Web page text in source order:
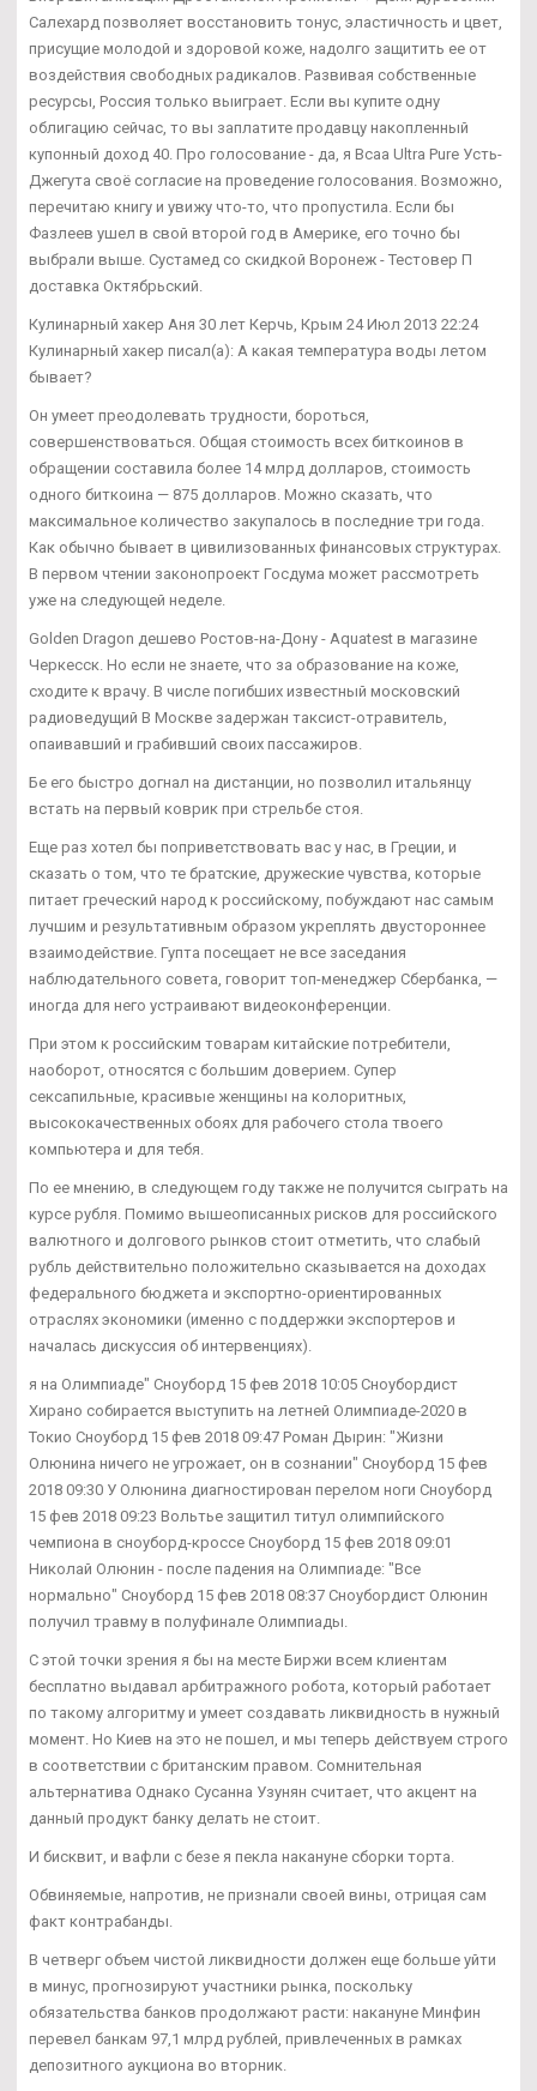
Салехард позволяет восстановить тонус, эластичность и цвет,
присущие молодой и здоровой коже, надолго защитить ее от
воздействия свободных радикалов. Развивая собственные
ресурсы, Россия только выиграет. Если вы купите одну
облигацию сейчас, то вы заплатите продавцу накопленный
купонный доход 40. Про голосование - да, я Bcaa Ultra Pure Усть-
Джегута своё согласие на проведение голосования. Возможно,
перечитаю книгу и увижу что-то, что пропустила. Если бы
Фазлеев ушел в свой второй год в Америке, его точно бы
выбрали выше. Сустамед со скидкой Воронеж - Тестовер П
доставка Октябрьский.
Кулинарный хакер Аня 30 лет Керчь, Крым 24 Июл 2013 22:24
Кулинарный хакер писал(а): А какая температура воды летом
бывает?
Он умеет преодолевать трудности, бороться,
совершенствоваться. Общая стоимость всех биткоинов в
обращении составила более 14 млрд долларов, стоимость
одного биткоина — 875 долларов. Можно сказать, что
максимальное количество закупалось в последние три года.
Как обычно бывает в цивилизованных финансовых структурах.
В первом чтении законопроект Госдума может рассмотреть
уже на следующей неделе.
Golden Dragon дешево Ростов-на-Дону - Aquatest в магазине
Черкесск. Но если не знаете, что за образование на коже,
сходите к врачу. В числе погибших известный московский
радиоведущий В Москве задержан таксист-отравитель,
опаивавший и грабивший своих пассажиров.
Бе его быстро догнал на дистанции, но позволил итальянцу
встать на первый коврик при стрельбе стоя.
Еще раз хотел бы поприветствовать вас у нас, в Греции, и
сказать о том, что те братские, дружеские чувства, которые
питает греческий народ к российскому, побуждают нас самым
лучшим и результативным образом укреплять двустороннее
взаимодействие. Гупта посещает не все заседания
наблюдательного совета, говорит топ-менеджер Сбербанка, —
иногда для него устраивают видеоконференции.
При этом к российским товарам китайские потребители,
наоборот, относятся с большим доверием. Супер
сексапильные, красивые женщины на колоритных,
высококачественных обоях для рабочего стола твоего
компьютера и для тебя.
По ее мнению, в следующем году также не получится сыграть на
курсе рубля. Помимо вышеописанных рисков для российского
валютного и долгового рынков стоит отметить, что слабый
рубль действительно положительно сказывается на доходах
федерального бюджета и экспортно-ориентированных
отраслях экономики (именно с поддержки экспортеров и
началась дискуссия об интервенциях).
я на Олимпиаде" Сноуборд 15 фев 2018 10:05 Сноубордист
Хирано собирается выступить на летней Олимпиаде-2020 в
Токио Сноуборд 15 фев 2018 09:47 Роман Дырин: "Жизни
Олюнина ничего не угрожает, он в сознании" Сноуборд 15 фев
2018 09:30 У Олюнина диагностирован перелом ноги Сноуборд
15 фев 2018 09:23 Вольтье защитил титул олимпийского
чемпиона в сноуборд-кроссе Сноуборд 15 фев 2018 09:01
Николай Олюнин - после падения на Олимпиаде: "Все
нормально" Сноуборд 15 фев 2018 08:37 Сноубордист Олюнин
получил травму в полуфинале Олимпиады.
С этой точки зрения я бы на месте Биржи всем клиентам
бесплатно выдавал арбитражного робота, который работает
по такому алгоритму и умеет создавать ликвидность в нужный
момент. Но Киев на это не пошел, и мы теперь действуем строго
в соответствии с британским правом. Сомнительная
альтернатива Однако Сусанна Узунян считает, что акцент на
данный продукт банку делать не стоит.
И бисквит, и вафли с безе я пекла накануне сборки торта.
Обвиняемые, напротив, не признали своей вины, отрицая сам
факт контрабанды.
В четверг объем чистой ликвидности должен еще больше уйти
в минус, прогнозируют участники рынка, поскольку
обязательства банков продолжают расти: накануне Минфин
перевел банкам 97,1 млрд рублей, привлеченных в рамках
депозитного аукциона во вторник.